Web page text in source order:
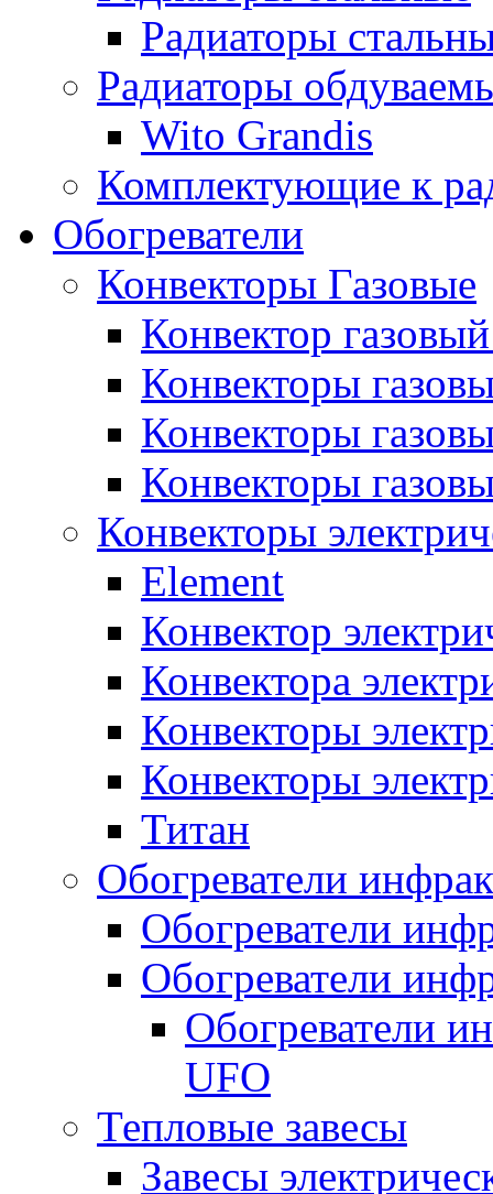
Радиаторы
Радиаторы
Wito Grandis
Комплектующие к
Обогреватели
Конвекторы Газовые
Конвектор
Конвекторы
Конвекторы
Конвекторы
Конвекторы
Element
Конвектор
Конвектора
Конвекторы
Конвекторы
Титан
Обогреватели
Обогреватели
Обогреватели
Обогреватели
UFO
Тепловые завесы
Завесы